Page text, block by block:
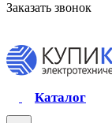
Заказать звонок
Каталог